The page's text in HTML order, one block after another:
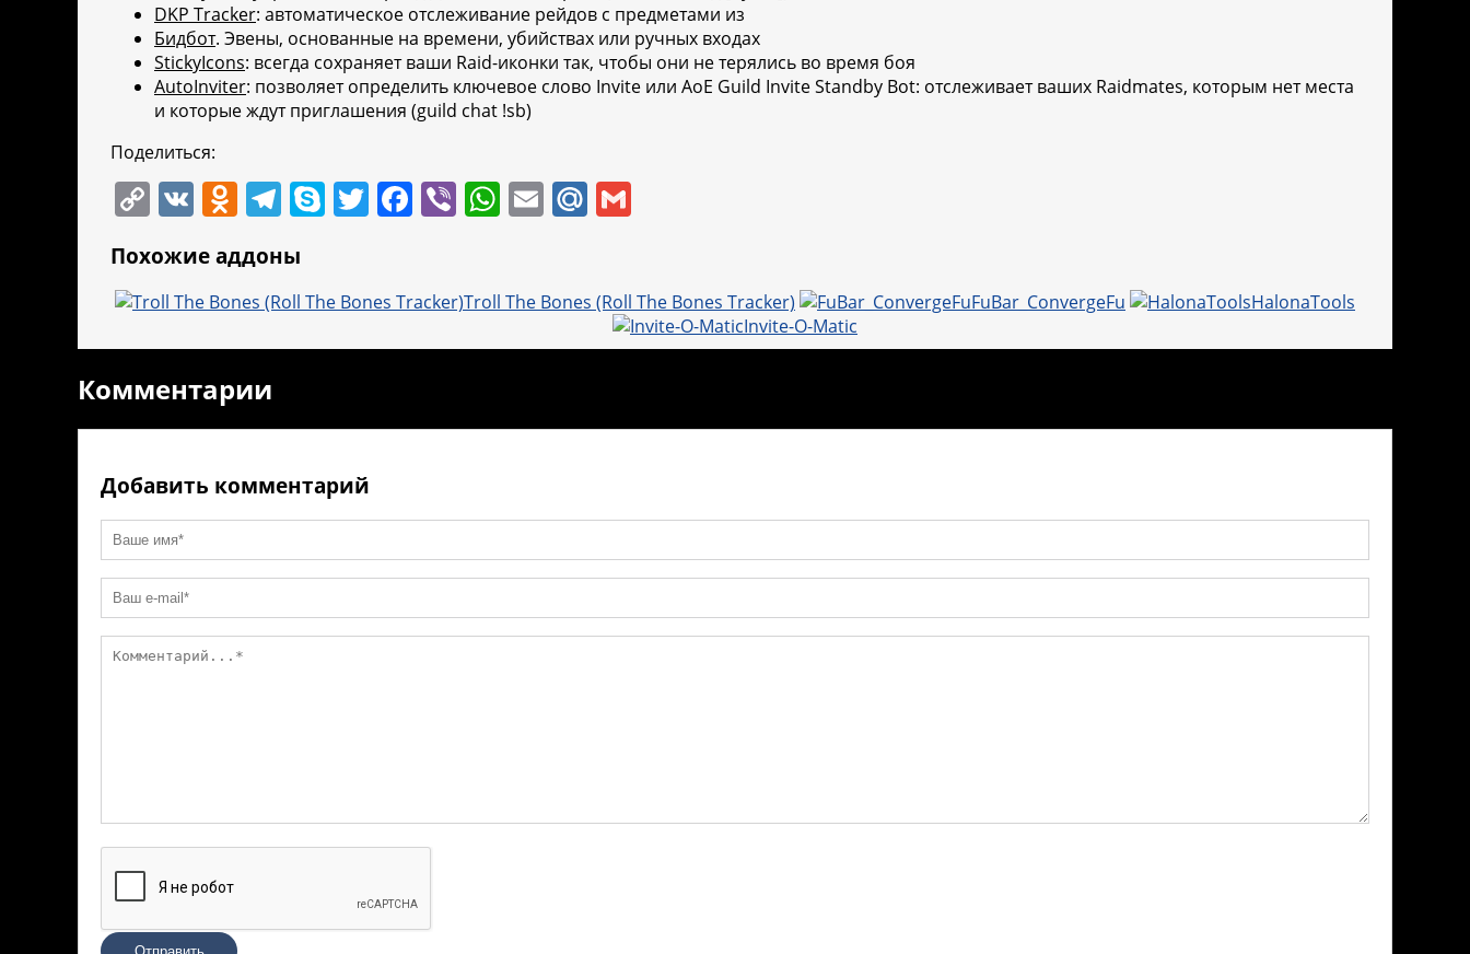
DKP Tracker: автоматическое отслеживание рейдов с предметами из
Бидбот. Эвены, основанные на времени, убийствах или ручных входах
StickyIcons: всегда сохраняет ваши Raid-иконки так, чтобы они не терялись во время боя
AutoInviter: позволяет определить ключевое слово Invite или AoE Guild Invite Standby Bot: отслеживает ваших Raidmates, которым нет места
и которые ждут приглашения (guild chat !sb)
Поделиться:
C
p
y
Li
n
k
V O
n
o
kl
a
ss
ni
ki
T
e
gr
a
S
p
e
T
er
F
e
b
k
Vi W
s
A
E
l
M
R
u
l
Похожие аддоны
Troll The Bones (Roll The Bones Tracker) FuBar_ConvergeFu
HalonaTools
Invite-O-Matic
Комментарии
Добавить комментарий